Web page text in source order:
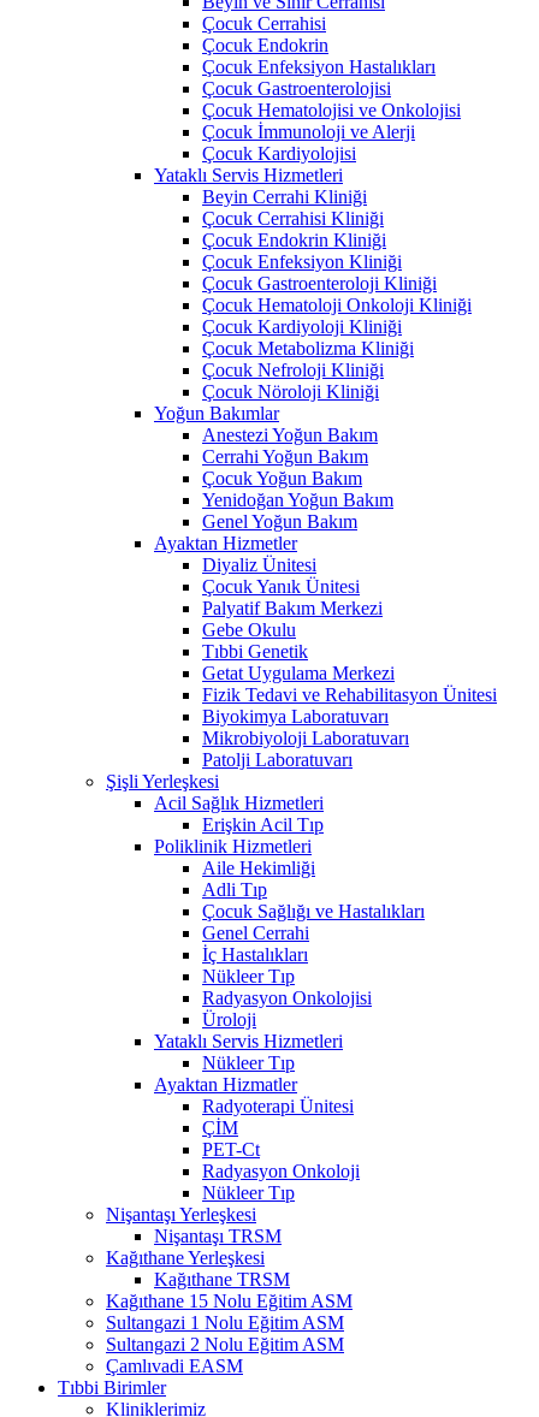
Çocuk Cerrahisi
Çocuk Endokrin
Çocuk Enfeksiyon Hastalıkları
Çocuk Gastroenterolojisi
Çocuk Hematolojisi ve Onkolojisi
Çocuk İmmunoloji ve Alerji
Çocuk Kardiyolojisi
Yataklı Servis Hizmetleri
Beyin Cerrahi Kliniği
Çocuk Cerrahisi Kliniği
Çocuk Endokrin Kliniği
Çocuk Enfeksiyon Kliniği
Çocuk Gastroenteroloji Kliniği
Çocuk Hematoloji Onkoloji Kliniği
Çocuk Kardiyoloji Kliniği
Çocuk Metabolizma Kliniği
Çocuk Nefroloji Kliniği
Çocuk Nöroloji Kliniği
Yoğun Bakımlar
Anestezi Yoğun Bakım
Cerrahi Yoğun Bakım
Çocuk Yoğun Bakım
Yenidoğan Yoğun Bakım
Genel Yoğun Bakım
Ayaktan Hizmetler
Diyaliz Ünitesi
Çocuk Yanık Ünitesi
Palyatif Bakım Merkezi
Gebe Okulu
Tıbbi Genetik
Getat Uygulama Merkezi
Fizik Tedavi ve Rehabilitasyon Ünitesi
Biyokimya Laboratuvarı
Mikrobiyoloji Laboratuvarı
Patolji Laboratuvarı
Şişli Yerleşkesi
Acil Sağlık Hizmetleri
Erişkin Acil Tıp
Poliklinik Hizmetleri
Aile Hekimliği
Adli Tıp
Çocuk Sağlığı ve Hastalıkları
Genel Cerrahi
İç Hastalıkları
Nükleer Tıp
Radyasyon Onkolojisi
Üroloji
Yataklı Servis Hizmetleri
Nükleer Tıp
Ayaktan Hizmatler
Radyoterapi Ünitesi
ÇİM
PET-Ct
Radyasyon Onkoloji
Nükleer Tıp
Nişantaşı Yerleşkesi
Nişantaşı TRSM
Kağıthane Yerleşkesi
Kağıthane TRSM
Kağıthane 15 Nolu Eğitim ASM
Sultangazi 1 Nolu Eğitim ASM
Sultangazi 2 Nolu Eğitim ASM
Çamlıvadi EASM
Tıbbi Birimler
Kliniklerimiz